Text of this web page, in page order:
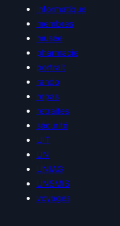
informatique
membres
musée
pharmacie
portrait
rando
repas
retraites
sécurité
UIT
UN
UNIAG
UNSMIS
voyages